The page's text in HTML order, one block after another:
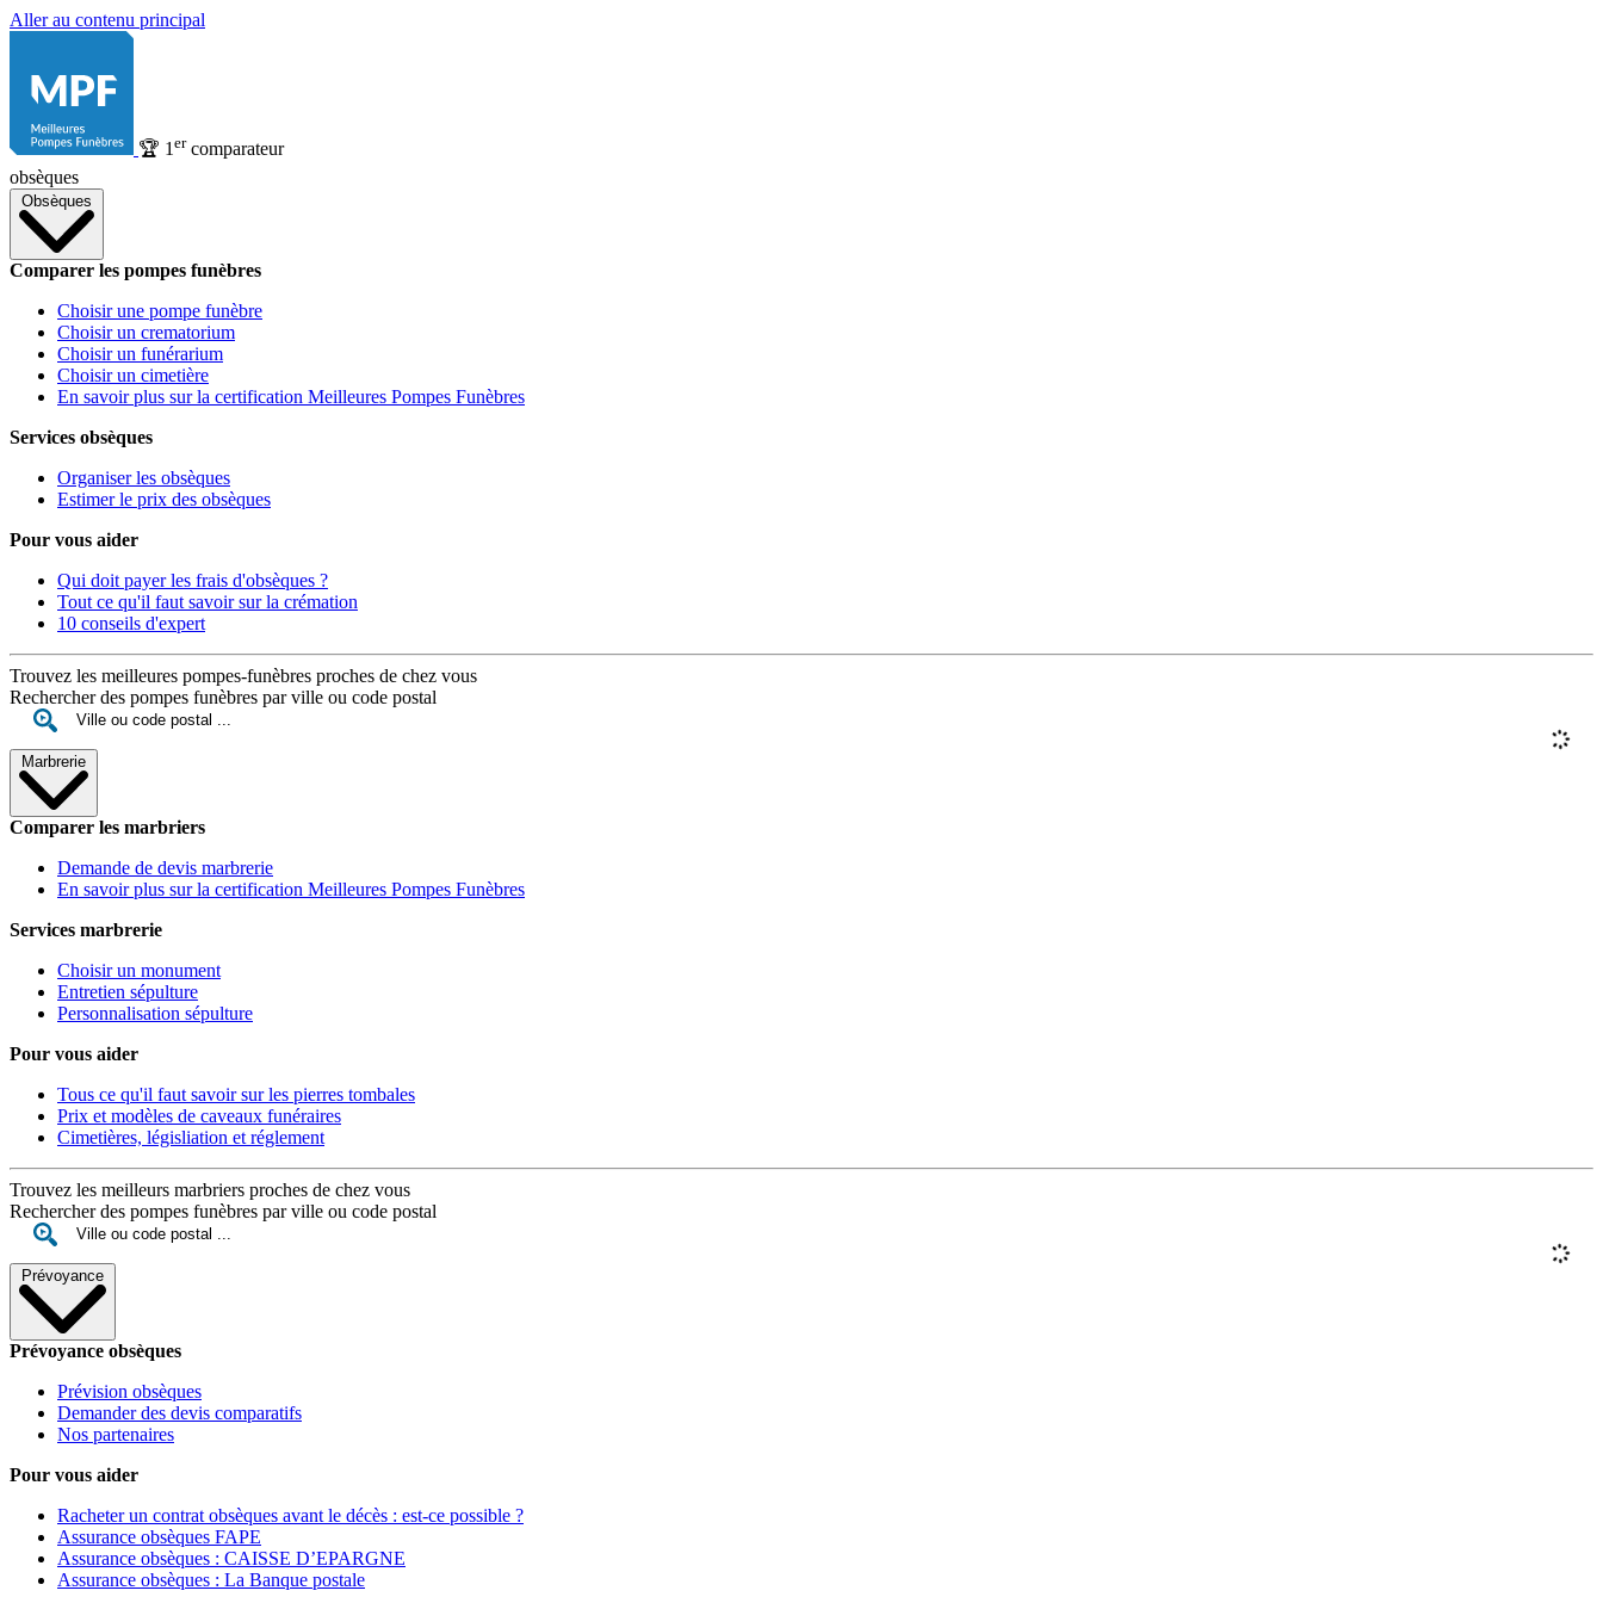
Aller au contenu principal
🏆 1 ercomparateur
obsèques
Obsèques
Comparer les pompes funèbres
Choisir une pompe funèbre
Choisir un crematorium
Choisir un funérarium
Choisir un cimetière
En savoir plus sur la certification Meilleures Pompes Funèbres
Services obsèques
Organiser les obsèques
Estimer le prix des obsèques
Pour vous aider
Qui doit payer les frais d'obsèques ?
Tout ce qu'il faut savoir sur la crémation
10 conseils d'expert
Trouvez les meilleures pompes-funèbres proches de chez vous
Rechercher des pompes funèbres par ville ou code postal
Marbrerie
Comparer les marbriers
Demande de devis marbrerie
En savoir plus sur la certification Meilleures Pompes Funèbres
Services marbrerie
Choisir un monument
Entretien sépulture
Personnalisation sépulture
Pour vous aider
Tous ce qu'il faut savoir sur les pierres tombales
Prix et modèles de caveaux funéraires
Cimetières, législiation et réglement
Trouvez les meilleurs marbriers proches de chez vous
Rechercher des pompes funèbres par ville ou code postal
Prévoyance
Prévoyance obsèques
Prévision obsèques
Demander des devis comparatifs
Nos partenaires
Pour vous aider
Racheter un contrat obsèques avant le décès : est-ce possible ?
Assurance obsèques FAPE
Assurance obsèques : CAISSE D’EPARGNE
Assurance obsèques : La Banque postale